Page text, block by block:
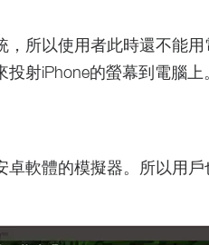
所以使用者此時還不能用
射iPhone的螢幕到電腦上
軟體的模擬器。所以用戶